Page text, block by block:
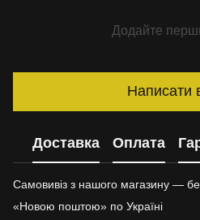
Додайте
Написати
Доставка Оплата
Самовивіз з нашого магазину —
«Новою поштою» по Україні